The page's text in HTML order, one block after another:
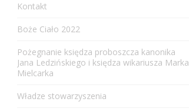
Kontakt
Boże Ciało 2022
Pożegnanie księdza proboszcza kanonika
Jana Ledzińskiego i księdza wikariusza Marka
Mielcarka
Władze stowarzyszenia